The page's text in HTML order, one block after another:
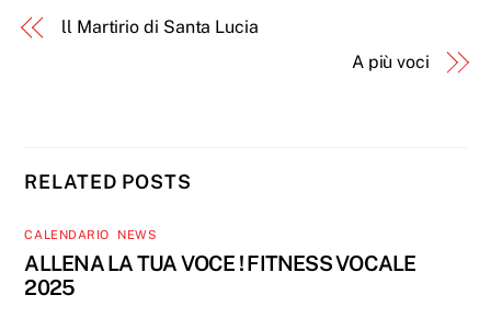
ll Martirio di Santa Lucia
A più voci
RELATED POSTS
CALENDARIO NEWS
ALLENA LA TUA VOCE ! FITNESS VOCALE
2025